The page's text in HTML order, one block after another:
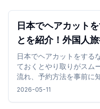
日本でヘアカット
とを紹介！外国人
日本でヘアカットをする
ておくとやり取りがスム
流れ、予約方法を事前に
着いて利用しやすくなりま
2026-05-11